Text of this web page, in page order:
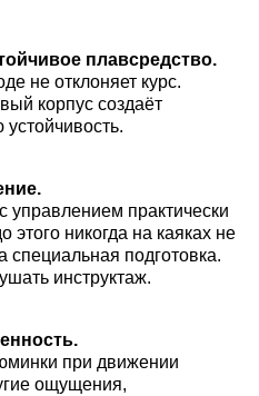
плавсредство.
не отклоняет курс.
корпус создаёт
управлением практически
этого никогда на каяках не
подготовка.
инструктаж.
при движении
ощущения,